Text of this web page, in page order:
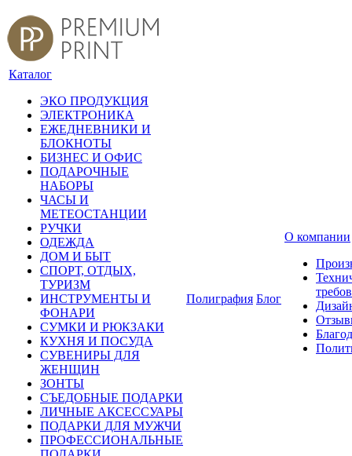
Каталог
ЭКО ПРОДУКЦИЯ
ЭЛЕКТРОНИКА
ЕЖЕДНЕВНИКИ И
БЛОКНОТЫ
БИЗНЕС И ОФИС
ПОДАРОЧНЫЕ
НАБОРЫ
ЧАСЫ И
МЕТЕОСТАНЦИИ
РУЧКИ
ОДЕЖДА
ДОМ И БЫТ
СПОРТ, ОТДЫХ,
ТУРИЗМ
ИНСТРУМЕНТЫ И
ФОНАРИ
СУМКИ И РЮКЗАКИ
КУХНЯ И ПОСУДА
СУВЕНИРЫ ДЛЯ
ЖЕНЩИН
ЗОНТЫ
СЪЕДОБНЫЕ ПОДАРКИ
ЛИЧНЫЕ АКСЕССУАРЫ
ПОДАРКИ ДЛЯ МУЖЧИ
ПРОФЕССИОНАЛЬНЫЕ
Полиграфия Блог
О компании